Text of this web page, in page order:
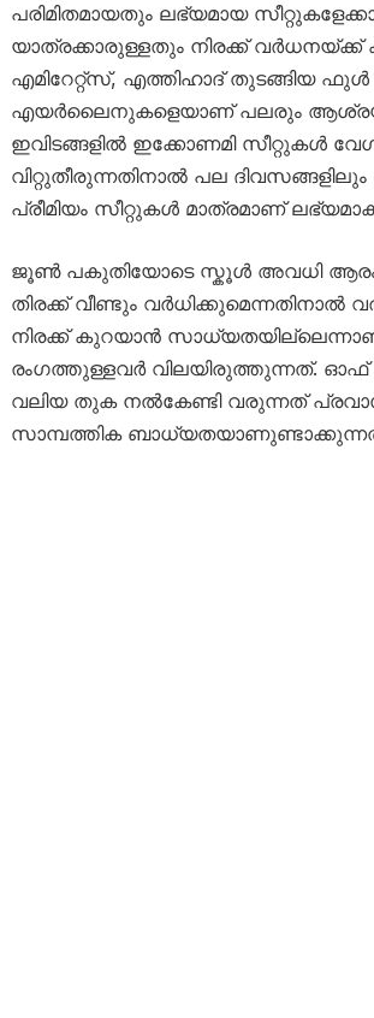
പരിമിതമായതും ലഭ്യമായ
യാത്രക്കാരുള്ളതും നിരക്ക്
എമിറേറ്റ്സ്, എത്തിഹാദ് തുടങ്ങിയ
എയർലൈനുകളെയാണ് പലരും
ഇവിടങ്ങളിൽ ഇക്കോണമി സീറ്റുകൾ
വിറ്റുതീരുന്നതിനാൽ പല
പ്രീമിയം സീറ്റുകൾ മാത്രമാണ്
ജൂൺ പകുതിയോടെ സ്കൂൾ അവധി
തിരക്ക് വീണ്ടും വർധിക്കുമെന്നതിനാൽ
നിരക്ക് കുറയാൻ
രംഗത്തുള്ളവർ വിലയിരുത്തുന്നത്.
വലിയ തുക നൽകേണ്ടി വരുന്നത്
സാമ്പത്തിക